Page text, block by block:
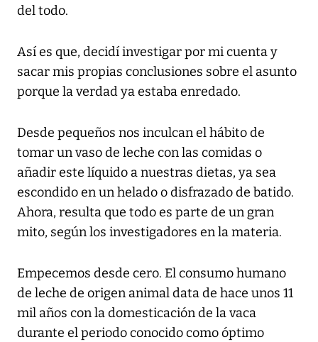
del todo.
Así es que, decidí investigar por mi cuenta y
sacar mis propias conclusiones sobre el asunto
porque la verdad ya estaba enredado.
Desde pequeños nos inculcan el hábito de
tomar un vaso de leche con las comidas o
añadir este líquido a nuestras dietas, ya sea
escondido en un helado o disfrazado de batido.
Ahora, resulta que todo es parte de un gran
mito, según los investigadores en la materia.
Empecemos desde cero. El consumo humano
de leche de origen animal data de hace unos 11
mil años con la domesticación de la vaca
durante el periodo conocido como óptimo